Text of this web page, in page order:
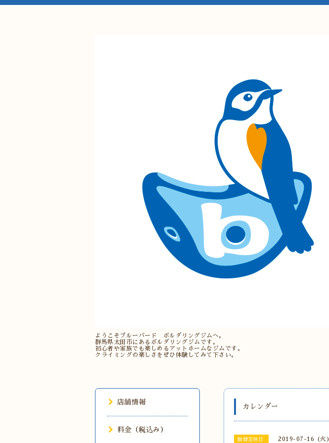
ようこそブルーバード ボルダリングジムへ。
群馬県太田市にあるボルダリングジムです。
初心者や家族でも楽しめるアットホームなジムです。
クライミングの楽しさをぜひ体験してみて下さい。
カレンダー
振替定休日 2019-07-16 (火)
店舗情報
料金（税込み）